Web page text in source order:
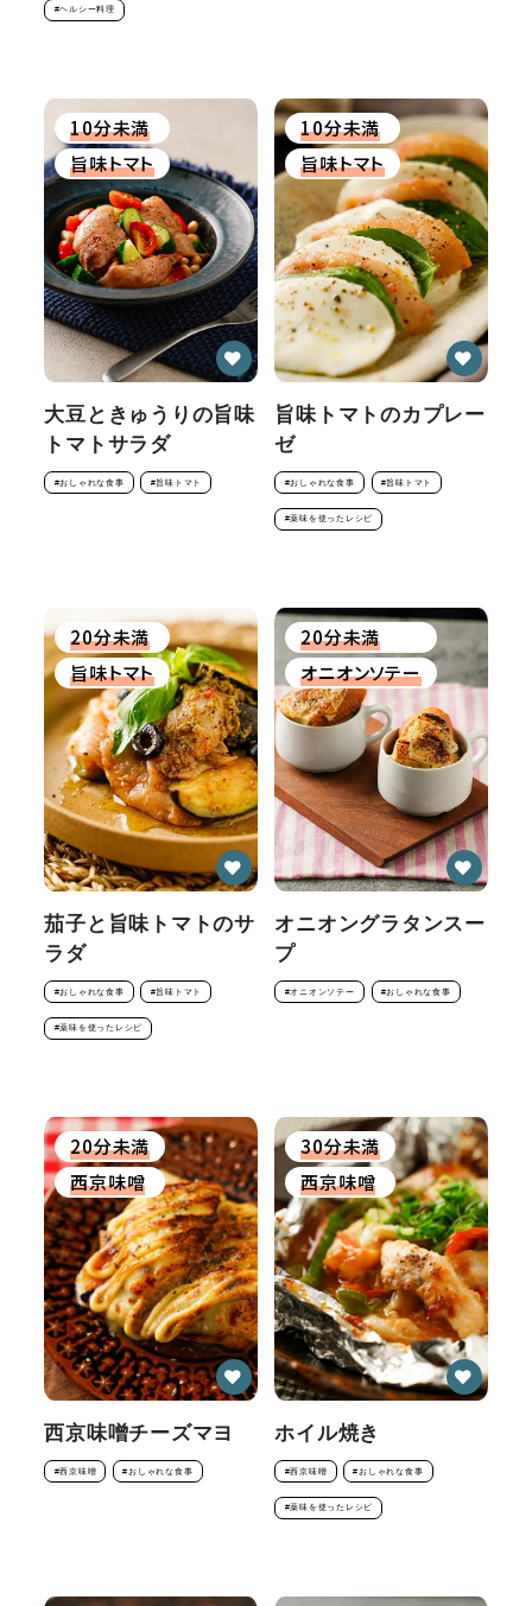
#ヘルシー料理
10分未満
旨味トマト
大豆ときゅうりの旨味
トマトサラダ
#おしゃれな食事 #旨味トマト
10分未満
旨味トマト
旨味トマトのカプレー
ゼ
#おしゃれな食事 #旨味トマト
#薬味を使ったレシピ
20分未満
旨味トマト
茄子と旨味トマトのサ
ラダ
#おしゃれな食事 #旨味トマト
#薬味を使ったレシピ
20分未満
オニオンソテー
オニオングラタンスー
プ
#オニオンソテー #おしゃれな食事
20分未満
西京味噌
西京味噌チーズマヨ
#西京味噌 #おしゃれな食事
30分未満
西京味噌
ホイル焼き
#西京味噌 #おしゃれな食事
#薬味を使ったレシピ